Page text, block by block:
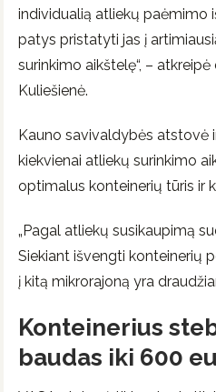
individualią atliekų paėmimo
patys pristatyti jas į
surinkimo aikštelę“, –
Kuliešienė.
Kauno savivaldybės atstovė
kiekvienai atliekų surinkimo
optimalus konteinerių tūris ir
„Pagal atliekų susikaupimą
Siekiant išvengti konteinerių
į kitą mikrorajoną yra
Konteinerius
baudas iki 600